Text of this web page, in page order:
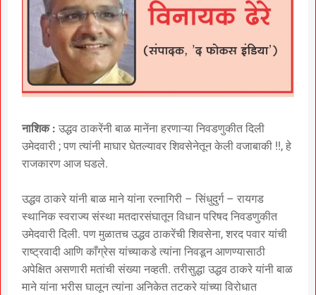
नाशिक : उद्धव ठाकरेंनी बाळ मानेंना हरणाऱ्या निवडणुकीत दिली
उमेदवारी ; पण त्यांनी माघार घेतल्यावर शिवसेनेतून केली वजाबाकी !!, हे
राजकारण आज घडले.
उद्धव ठाकरे यांनी बाळ माने यांना रत्नागिरी – सिंधुदुर्ग – रायगड
स्थानिक स्वराज्य संस्था मतदारसंघातून विधान परिषद निवडणुकीत
उमेदवारी दिली. पण मुळातच उद्धव ठाकरेंची शिवसेना, शरद पवार यांची
राष्ट्रवादी आणि काँग्रेस यांच्याकडे त्यांना निवडून आणण्यासाठी
अपेक्षित असणारी मतांची संख्या नव्हती. तरीसुद्धा उद्धव ठाकरे यांनी बाळ
माने यांना भरीस घालून त्यांना अनिकेत तटकरे यांच्या विरोधात